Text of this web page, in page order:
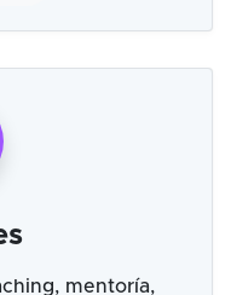
mentoría,